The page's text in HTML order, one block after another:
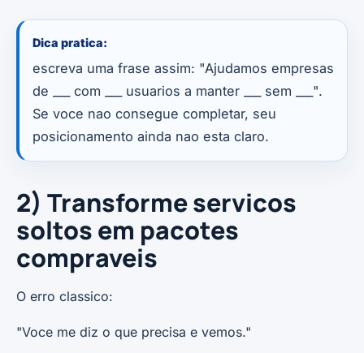
Dica pratica:
escreva uma frase assim: "Ajudamos empresas
de ___ com ___ usuarios a manter ___ sem ___".
Se voce nao consegue completar, seu
posicionamento ainda nao esta claro.
2) Transforme servicos
soltos em pacotes
compraveis
O erro classico:
"Voce me diz o que precisa e vemos."